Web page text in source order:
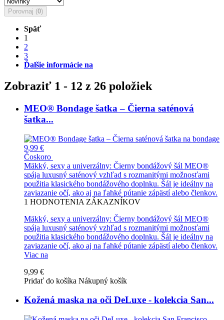
Porovnaj (0)
Späť
1
2
3
Ďalšie informácie na
Zobraziť 1 - 12 z 26 položiek
MEO® Bondage šatka – Čierna saténová
šatka...
9,99 €
Čoskoro
Mäkký, sexy a univerzálny: Čierny bondážový šál MEO®
spája luxusný saténový vzhľad s rozmanitými možnosťami
použitia klasického bondážového doplnku. Šál je ideálny na
zaviazanie očí, ako aj na ľahké pútanie zápästí alebo členkov.
1 HODNOTENIA ZÁKAZNÍKOV
Mäkký, sexy a univerzálny: Čierny bondážový šál MEO®
spája luxusný saténový vzhľad s rozmanitými možnosťami
použitia klasického bondážového doplnku. Šál je ideálny na
zaviazanie očí, ako aj na ľahké pútanie zápästí alebo členkov.
Viac na
9,99 €
Pridať do košíka Nákupný košík
Kožená maska na oči DeLuxe - kolekcia San...